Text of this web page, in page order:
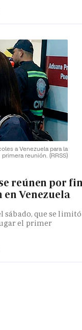
a Venezuela para la
primera reunión. (RRSS)
reúnen por
Venezuela
sábado, que se
el primer